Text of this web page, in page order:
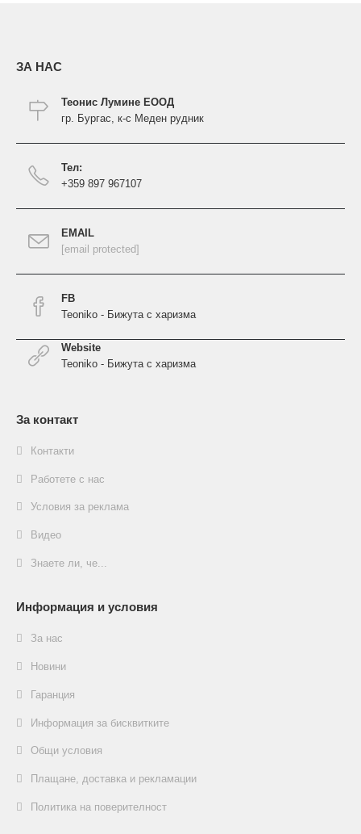
ЗА НАС
Теонис Лумине ЕООД
гр. Бургас, к-с Меден рудник
Тел:
+359 897 967107
EMAIL
[email protected]
FB
Teoniko - Бижута с харизма
Website
Teoniko - Бижута с харизма
За контакт
Контакти
Работете с нас
Условия за реклама
Видео
Знаете ли, че...
Информация и условия
За нас
Новини
Гаранция
Информация за бисквитките
Общи условия
Плащане, доставка и рекламации
Политика на поверителност